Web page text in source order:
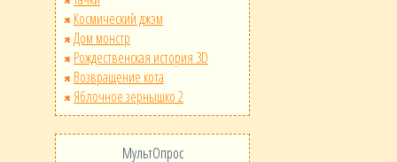
Космический джэм
Дом монстр
Рождественская история 3D
Возвращение кота
Яблочное зернышко 2
МультОпрос